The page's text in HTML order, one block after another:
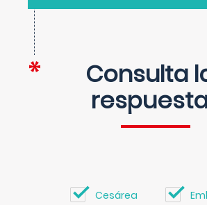
Consulta
Cesárea